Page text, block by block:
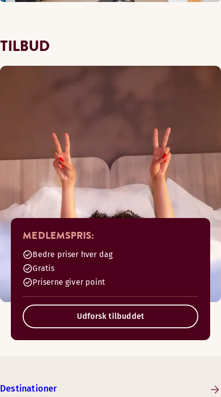
TILBUD
MEDLEMSPRIS:
Bedre priser hver dag
Gratis
Priserne giver point
Udforsk tilbuddet
Destinationer